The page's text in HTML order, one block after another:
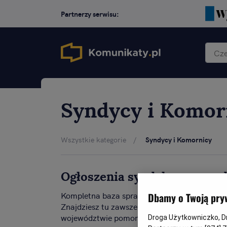
Partnerzy serwisu:
Syndycy i
Wszystkie kategorie Syndycy i Komornicy
Ogłoszenia syndyka o
Kompletna baza sprawdzonych licytacji
Znajdziesz tu zawsze aktualną i najszerszą
województwie pomorskim.
Dbamy o Twoją
Droga Użytkowniczko,